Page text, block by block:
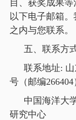
目、获奖成果
以下电子邮箱
之内与您联系。
五、联系方
联系地址:
号（邮编266404
中国海洋大
研究中心